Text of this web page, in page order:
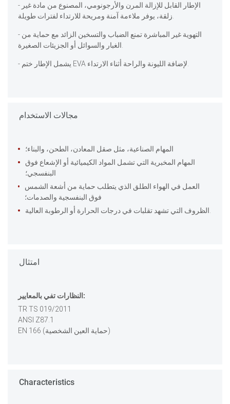
- الإطار القابل للإزالة المرن والأرجونومي، المصنوع من مادة غير
- التهوية غير المباشرة تمنع الضباب والتسخين الزائد مع حماية من
مجالات الاستخدام
المهام الصناعية، مثل صقل المعادن، الطحن، والبناء؛
المهام المخبرية التي تشمل المواد الكيميائية أو الإشعاع فوق
البنفسجي؛
العمل في الهواء الطلق الذي يتطلب حماية من أشعة الشمس
فوق البنفسجية والصدمات؛
امتثال
النظارات تفي بالمعايير:
TR TS 019/2011
ANSI Z87.1
EN 166 (حماية العين الشخصية)
Characteristics